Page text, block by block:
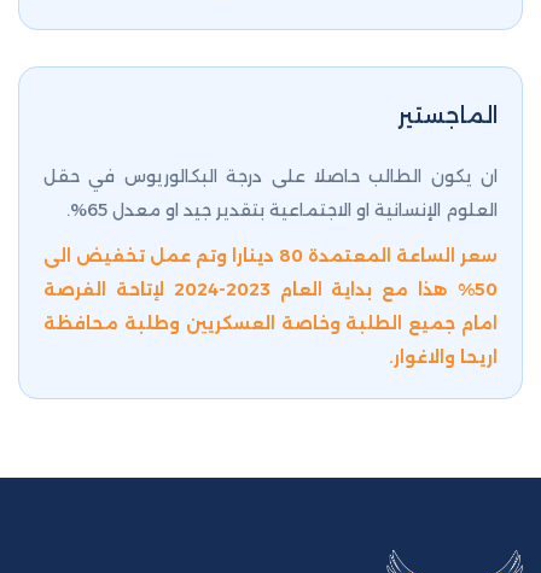
الماجستير
ان يكون الطالب حاصلا على درجة البكالوريوس في حقل
العلوم الإنسانية او الاجتماعية بتقدير جيد او معدل 65%.
سعر الساعة المعتمدة 80 دينارا وتم عمل تخفيض الى
50% هذا مع بداية العام 2023-2024 لإتاحة الفرصة
امام جميع الطلبة وخاصة العسكريين وطلبة محافظة
اريحا والاغوار.